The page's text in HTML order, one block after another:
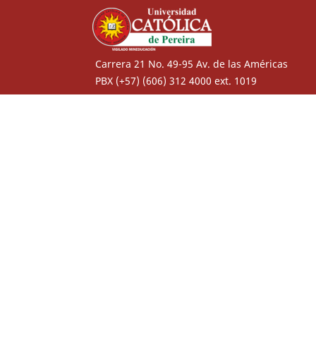
Carrera 21 No. 49-95 Av. de las Américas
PBX (+57) (606) 312 4000 ext. 1019